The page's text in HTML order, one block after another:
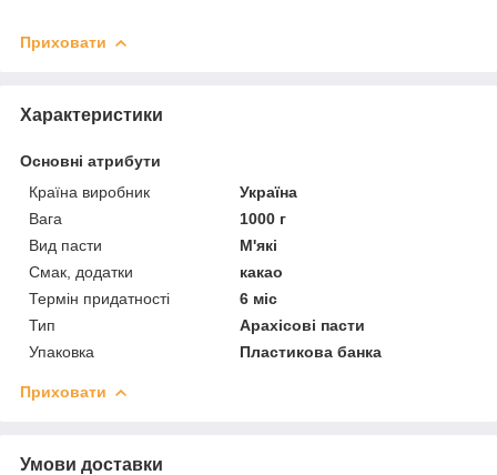
Приховати
Характеристики
Основні атрибути
Країна виробник
Україна
Вага
1000 г
Вид пасти
М'які
Смак, додатки
какао
Термін придатності
6 міс
Тип
Арахісові пасти
Упаковка
Пластикова банка
Приховати
Умови доставки